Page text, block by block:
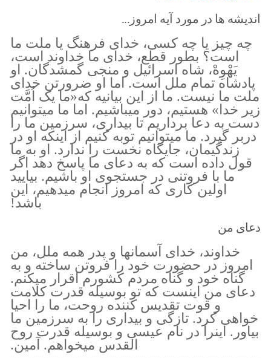
اندیشه ها در مورد آیه امروز...
چه چیز یا چه کسی، خدای فرهنگ یا ملت ما
است؟ بطور قطع، خدای ما خداوند است،
یَهْوِهْ، شاه اسرائیل و منجی گمشدگان. او
پادشاه تمام ملل است. اما او ضرورتن خدای
ملت ما نیست. ما از این بیانیه که«ما یک اُمَّت
زیر خدا» هستیم، دور میباشیم. اما ما میتوانیم
دست به دعا برداریم تا بیداری، سرزمین ما را
دربر گیرد. ما میتوانیم توبه کنیم از اینکه او در
زندگیمان، جایگاه نخست را ندارد. او به ما
قول داده است که به دعای ما پاسخ دهد اگر
ما با فروتنی در جستجوی او باشیم. بیایید
اولین کاری که امروز انجام میدهیم، این
باشد!
دعای من
خداوند، خدای آسمانها و پدر همه ملل، من
امروز در حضورت خود را فروتن ساخته و به
گناه خود و گناه مردم کشورم اقرار میکنم.
دعای من اینست که تو بوسیله قدرت کلامت
و قوت تقدیس کننده روحت، ما را احیا
خواهی کرد. تازگی و بیداری را به سرزمین ما
بیاور. اینرا در نام عیسی و بوسیله قدرت روح
القدس میخواهم. آمین.